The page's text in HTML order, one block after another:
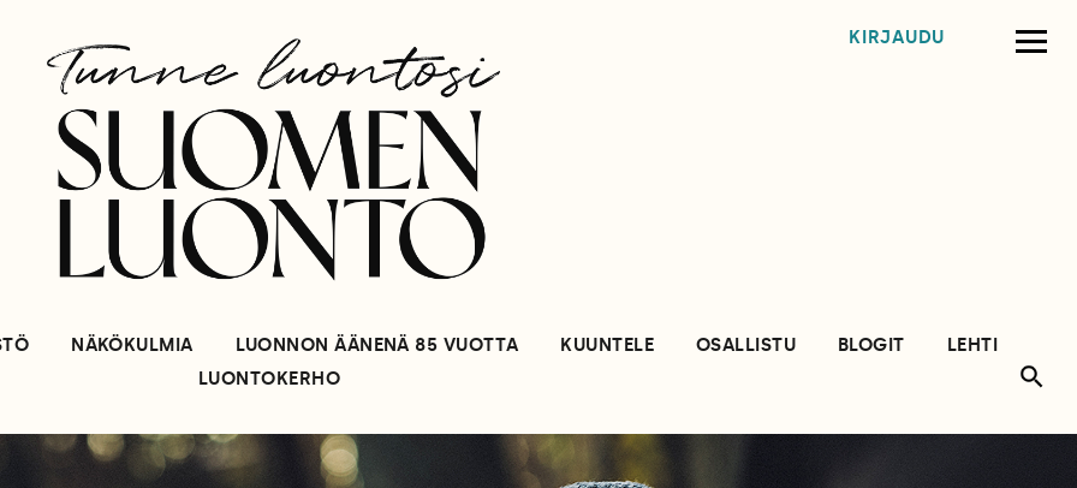
KIRJAUDU
NÄKÖKULMIA LUONNON ÄÄNENÄ 85 VUOTTA KUUNTELE OSALLISTU BLOGIT
LEHTI
LUONTOKERHO